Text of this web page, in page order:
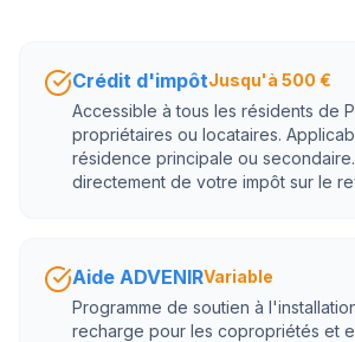
Crédit d'impôtJusqu'à 500 €
Accessible à tous les résidents de
propriétaires ou locataires.
résidence principale ou
directement de votre impôt sur le
Aide ADVENIRVariable
Programme de soutien à
recharge pour les copropriétés et